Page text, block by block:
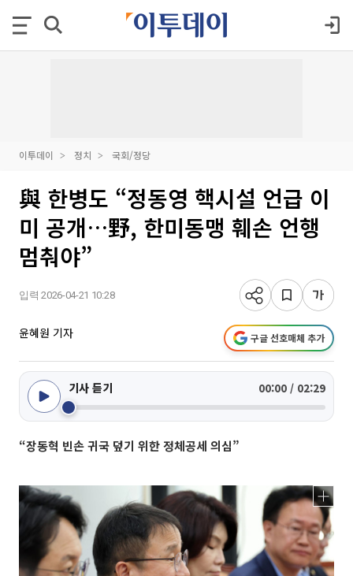
이투데이 정치 국회/정당
與 한병도 “정동영 핵시설 언급 이
미 공개…野, 한미동맹 훼손 언행
멈춰야”
입력 2026-04-21 10:28
윤혜원 기자 구글 선호매체 추가
기사 듣기 00:00 / 02:29
“장동혁 빈손 귀국 덮기 위한 정체공세 의심”